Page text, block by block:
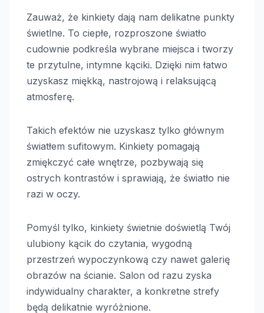
Zauważ, że kinkiety dają nam delikatne punkty
świetlne. To ciepłe, rozproszone światło
cudownie podkreśla wybrane miejsca i tworzy
te przytulne, intymne kąciki. Dzięki nim łatwo
uzyskasz miękką, nastrojową i relaksującą
atmosferę.
Takich efektów nie uzyskasz tylko głównym
światłem sufitowym. Kinkiety pomagają
zmiękczyć całe wnętrze, pozbywają się
ostrych kontrastów i sprawiają, że światło nie
razi w oczy.
Pomyśl tylko, kinkiety świetnie doświetlą Twój
ulubiony kącik do czytania, wygodną
przestrzeń wypoczynkową czy nawet galerię
obrazów na ścianie. Salon od razu zyska
indywidualny charakter, a konkretne strefy
będą delikatnie wyróżnione.